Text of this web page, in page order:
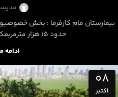
بیمارستان مام کارفرما : بخش
حدود 15 هزار مترمربعکاربری : بیمارستان ...
ادامه
08
اکتبر